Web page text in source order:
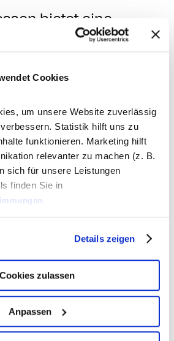
Cookies
um unsere Website zuverlässig
Statistik hilft uns zu
funktionieren. Marketing hilft
relevanter zu machen (z. B.
sich für unsere Leistungen
finden Sie in
Details zeigen
Cookies zulassen
Anpassen
bietet eine
an, um
Unternehmen
Möglichkeiten
welches vom RKW
muss,
auch
vom RKW. Nach
das RKW eine
und bereitet einen
vor, welcher
von dem
Unternehmen
muss.
kann das Projekt